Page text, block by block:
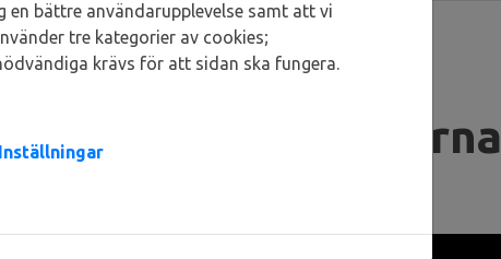
service till kunderna
en bättre användarupplevelse samt att vi
tre kategorier av cookies;
krävs för att sidan ska fungera.
Inställningar